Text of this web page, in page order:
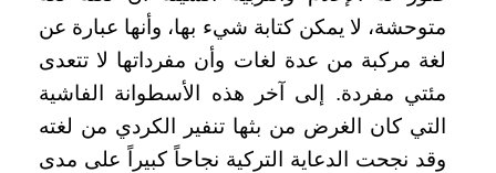
متوحشة، لا يمكن كتابة شيء بها، وأنها عبارة عن
لغة مركبة من عدة لغات وأن مفرداتها لا تتعدى
مئتي مفردة. إلى آخر هذه الأسطوانة الفاشية
التي كان الغرض من بثها تنفير الكردي من لغته
وقد نجحت الدعاية التركية نجاحاً كبيراً على مدى